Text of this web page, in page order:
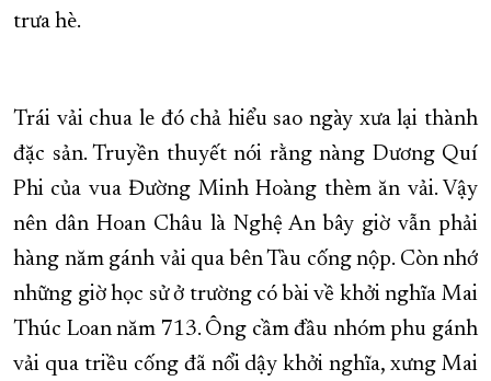
trưa hè.
Trái vải chua le đó chả hiểu sao ngày xưa lại thành
đặc sản. Truyền thuyết nói rằng nàng Dương Quí
Phi của vua Đường Minh Hoàng thèm ăn vải. Vậy
nên dân Hoan Châu là Nghệ An bây giờ vẫn phải
hàng năm gánh vải qua bên Tàu cống nộp. Còn nhớ
những giờ học sử ở trường có bài về khởi nghĩa Mai
Thúc Loan năm 713. Ông cầm đầu nhóm phu gánh
vải qua triều cống đã nổi dậy khởi nghĩa, xưng Mai